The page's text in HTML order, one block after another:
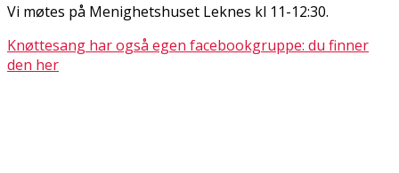
Vi møtes på Menighetshuset Leknes kl 11-12:30.
Knøttesang har også egen facebookgruppe: du finner
den her